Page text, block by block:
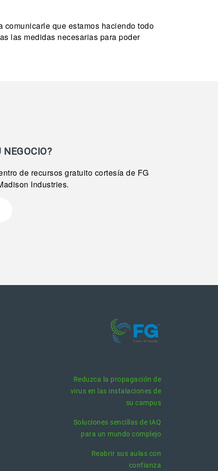
que estamos haciendo todo
las medidas necesarias para poder
NEGOCIO?
de recursos gratuito cortesía de FG
Industries.
Reduzca la propagación de
virus en las instalaciones de
su campus
Soluciones sencillas de IAQ
para un mundo complejo
Reabrir sus aulas con
confianza